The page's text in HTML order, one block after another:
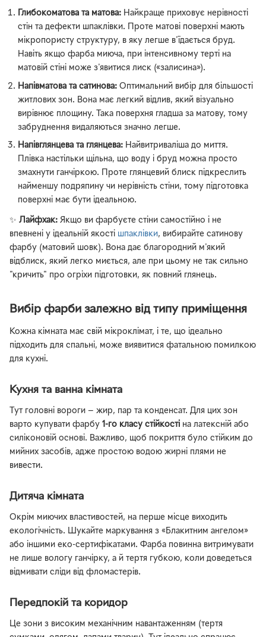
Глибокоматова та матова: Найкраще приховує нерівності
стін та дефекти шпаклівки. Проте матові поверхні мають
мікропористу структуру, в яку легше в'їдається бруд.
Навіть якщо фарба миюча, при інтенсивному терті на
матовій стіні може з'явитися лиск («залисина»).
Напівматова та сатинова: Оптимальний вибір для більшості
житлових зон. Вона має легкий відлив, який візуально
вирівнює площину. Така поверхня гладша за матову, тому
забруднення видаляються значно легше.
Напівглянцева та глянцева: Найвитриваліша до миття.
Плівка настільки щільна, що воду і бруд можна просто
змахнути ганчіркою. Проте глянцевий блиск підкреслить
найменшу подряпину чи нерівність стіни, тому підготовка
поверхні має бути ідеальною.
✨ Лайфхак: Якщо ви фарбуєте стіни самостійно і не
впевнені у ідеальній якості
шпаклівки , вибирайте сатинову
фарбу (матовий шовк). Вона дає благородний м'який
відблиск, який легко миється, але при цьому не так сильно
"кричить" про огріхи підготовки, як повний глянець.
Вибір фарби залежно від типу приміщення
Кожна кімната має свій мікроклімат, і те, що ідеально
підходить для спальні, може виявитися фатальною помилкою
для кухні.
Кухня та ванна кімната
Тут головні вороги — жир, пар та конденсат. Для цих зон
варто купувати фарбу 1-го класу стійкості
на латексній або
силіконовій основі. Важливо, щоб покриття було стійким до
мийних засобів, адже простою водою жирні плями не
вивести.
Дитяча кімната
Окрім миючих властивостей, на перше місце виходить
екологічність. Шукайте маркування з «Блакитним ангелом»
або іншими еко-сертифікатами. Фарба повинна витримувати
не лише вологу ганчірку, а й тертя губкою, коли доведеться
відмивати сліди від фломастерів.
Передпокій та коридор
Це зони з високим механічним навантаженням (тертя